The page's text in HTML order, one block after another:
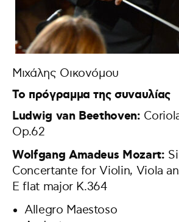
Μιχάλης Οικονόμου
Το πρόγραμμα της συναυλίας
Ludwig van Beethoven:
Op.62
Wolfgang Amadeus Mozart:
Concertante for Violin, Viola
E flat major K.364
Allegro Maestoso